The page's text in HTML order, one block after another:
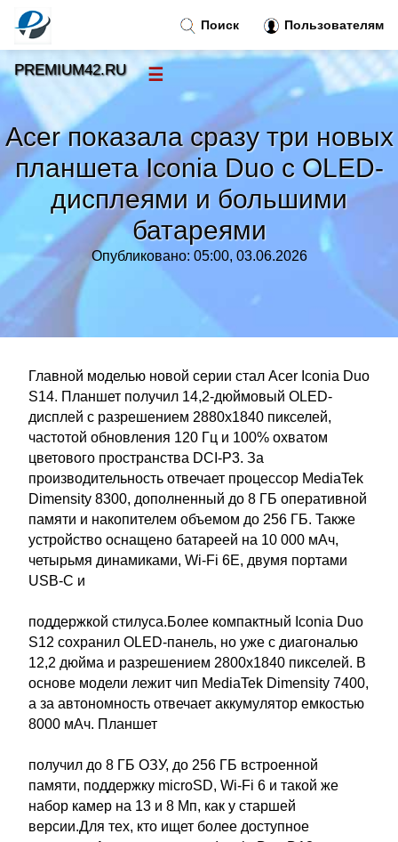
Acer показала сразу три новых
планшета Iconia Duo с OLED-
дисплеями и большими
батареями
Опубликовано: 05:00, 03.06.2026
Главной моделью новой серии стал Acer Iconia Duo
S14. Планшет получил 14,2-дюймовый OLED-
дисплей с разрешением 2880х1840 пикселей,
частотой обновления 120 Гц и 100% охватом
цветового пространства DCI-P3. За
производительность отвечает процессор MediaTek
Dimensity 8300, дополненный до 8 ГБ оперативной
памяти и накопителем объемом до 256 ГБ. Также
устройство оснащено батареей на 10 000 мАч,
четырьмя динамиками, Wi-Fi 6E, двумя портами
USB-C и
поддержкой стилуса.Более компактный Iconia Duo
S12 сохранил OLED-панель, но уже с диагональю
12,2 дюйма и разрешением 2800х1840 пикселей. В
основе модели лежит чип MediaTek Dimensity 7400,
а за автономность отвечает аккумулятор емкостью
8000 мАч. Планшет
получил до 8 ГБ ОЗУ, до 256 ГБ встроенной
памяти, поддержку microSD, Wi-Fi 6 и такой же
набор камер на 13 и 8 Мп, как у старшей
версии.Для тех, кто ищет более доступное
Поиск Пользователям
PREMIUM42.RU ☰
Тренды новостей»
Рубрики»
Правила »